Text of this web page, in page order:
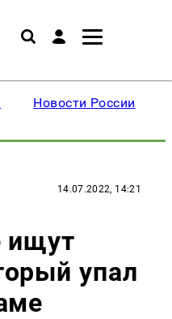
Новости России
14.07.2022, 14:21
ищут
упал